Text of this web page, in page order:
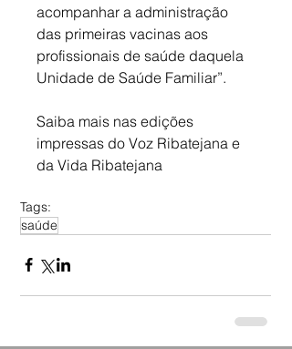
acompanhar a administração
das primeiras vacinas aos
profissionais de saúde daquela
Unidade de Saúde Familiar”.
Saiba mais nas edições
impressas do Voz Ribatejana e
da Vida Ribatejana
Tags:
saúde